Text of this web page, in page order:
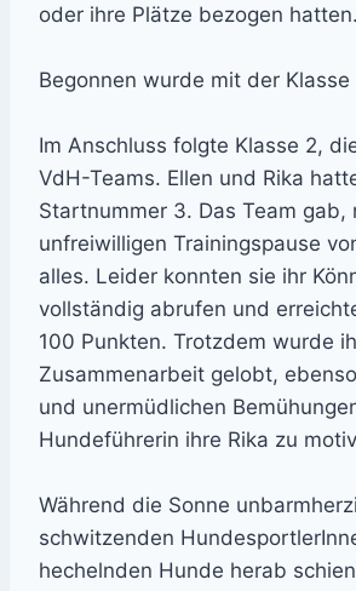
oder ihre Plätze bezogen hatten.
Begonnen wurde mit der Klasse
Im Anschluss folgte Klasse 2,
VdH-Teams. Ellen und Rika
Startnummer 3. Das Team gab,
unfreiwilligen Trainingspause
alles. Leider konnten sie ihr
vollständig abrufen und
100 Punkten. Trotzdem wurde
Zusammenarbeit gelobt,
und unermüdlichen
Hundeführerin ihre Rika zu
Während die Sonne
schwitzenden
hechelnden Hunde herab